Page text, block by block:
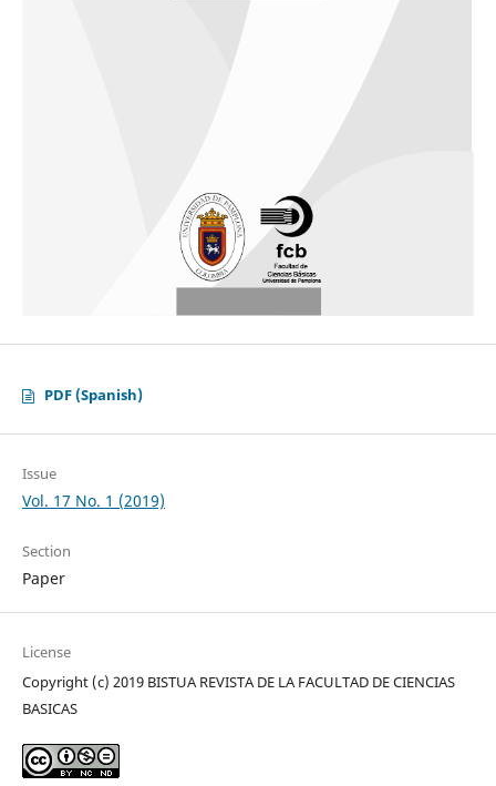
PDF (Spanish)
Issue
Vol. 17 No. 1 (2019)
Section
Paper
License
Copyright (c) 2019 BISTUA REVISTA DE LA FACULTAD DE CIENCIAS
BASICAS